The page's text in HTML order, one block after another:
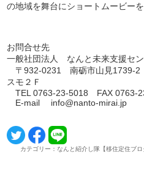
の地域を舞台にショートムービー
お問合せ先
一般社団法人 なんと未来支援セン
〒932-0231 南砺市山見1739-2
スモ２Ｆ
TEL 0763-23-5018 FAX 0763-
E-mail info@nanto-mirai.jp
カテゴリー：なんと紹介し隊【移住定住ブ